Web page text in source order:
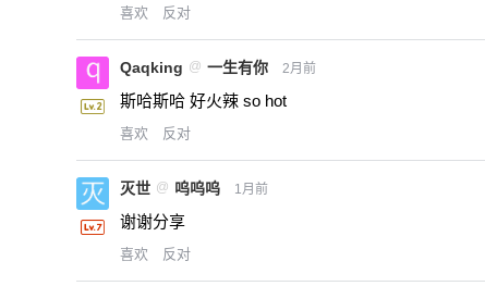
喜欢 反对
Qaqking @ 一生有你 2月前
斯哈斯哈 好火辣 so hot
喜欢 反对
灭世 @ 呜呜呜 1月前
谢谢分享
喜欢 反对